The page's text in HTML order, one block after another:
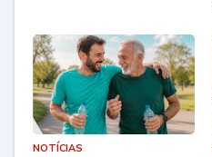
NOTÍCIAS